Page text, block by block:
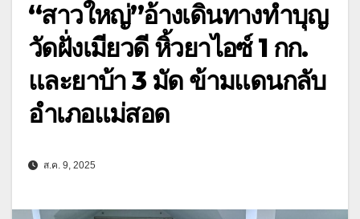
“สาวใหญ่”อ้างเดินทางทำบุญ
วัดฝั่งเมียวดี หิ้วยาไอซ์ 1 กก.
และยาบ้า 3 มัด ข้ามแดนกลับ
อำเภอแม่สอด
ส.ค. 9, 2025